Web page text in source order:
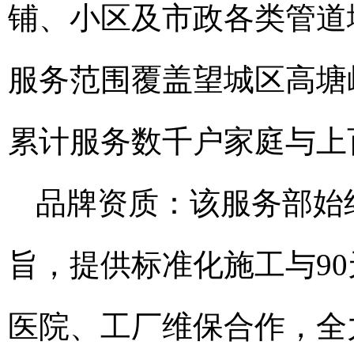
铺、小区及市政各类管
服务范围覆盖望城区高
累计服务数千户家庭与
品牌资质：该服务部
旨，提供标准化施工与
医院、工厂维保合作，